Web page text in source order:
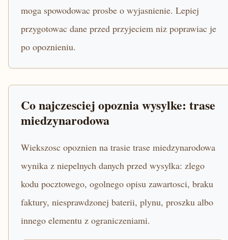
moga spowodowac prosbe o wyjasnienie. Lepiej
przygotowac dane przed przyjeciem niz poprawiac je
po opoznieniu.
Co najczesciej opoznia wysylke: trase
miedzynarodowa
Wiekszosc opoznien na trasie trase miedzynarodowa
wynika z niepelnych danych przed wysylka: zlego
kodu pocztowego, ogolnego opisu zawartosci, braku
faktury, niesprawdzonej baterii, plynu, proszku albo
innego elementu z ograniczeniami.